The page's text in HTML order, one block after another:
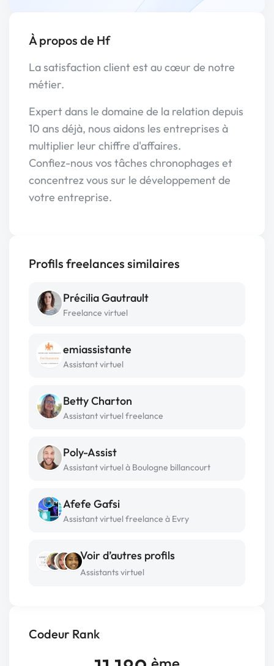
Codeur Rank
À propos de Hf
La satisfaction client est au cœur de notre
métier.
Expert dans le domaine de la relation depuis
10 ans déjà, nous aidons les entreprises à
multiplier leur chiffre d'affaires.
Confiez-nous vos tâches chronophages et
concentrez vous sur le développement de
votre entreprise.
Profils freelances similaires
Précilia Gautrault
Freelance virtuel
emiassistante
Assistant virtuel
Betty Charton
Assistant virtuel freelance
Poly-Assist
Assistant virtuel à Boulogne billancourt
Afefe Gafsi
Assistant virtuel freelance à Evry
Voir d’autres profils
Assistants virtuel